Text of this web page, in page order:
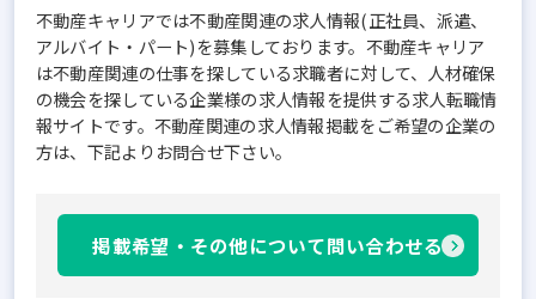
不動産キャリアでは不動産関連の求人情報(正社員、派遣、
アルバイト・パート)を募集しております。不動産キャリア
は不動産関連の仕事を探している求職者に対して、人材確保
の機会を探している企業様の求人情報を提供する求人転職情
報サイトです。不動産関連の求人情報掲載をご希望の企業の
方は、下記よりお問合せ下さい。
掲載希望・その他について問い合わせる